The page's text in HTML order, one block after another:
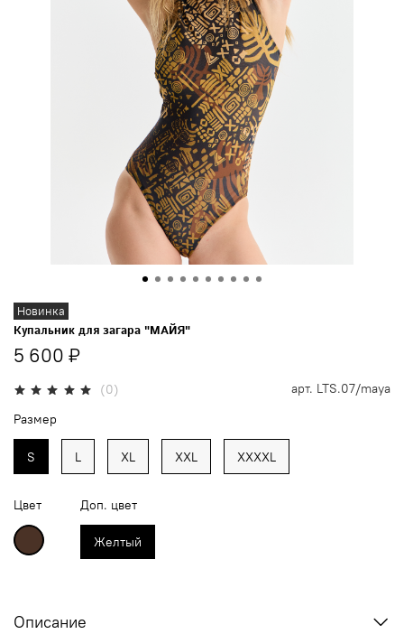
Новинка
(0) арт. LTS.07/maya
Купальник для загара "МАЙЯ"
5 600 ₽
Размер
S L XL XXL XXXXL
Цвет Доп. цвет
Желтый
Описание